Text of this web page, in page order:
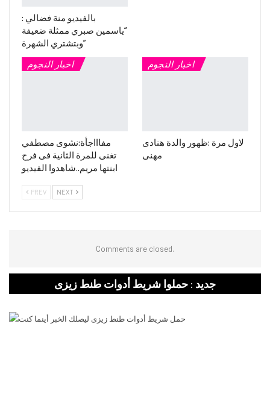
بالفيديو منة فضالي :
“ياسمين صبري ممثلة ضعيفة
وبتشتري الشهرة”
اخبار النجوم
مفاااجأة:نشوى مصطفي
تغنى للمرة الثانية فى فرح
ابنتها مريم..شاهدوا الفيديو
اخبار النجوم
لاول مرة :ظهور والدة هنادى
مهنى
PREV NEXT
Comments are closed.
جديد : حملوا شريط أدوات طنط زيزى